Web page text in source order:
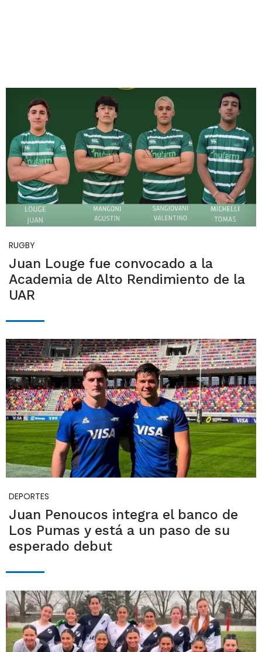
RUGBY
Juan Louge fue convocado a la
Academia de Alto Rendimiento de la
UAR
DEPORTES
Juan Penoucos integra el banco de
Los Pumas y está a un paso de su
esperado debut